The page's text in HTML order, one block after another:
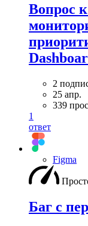
Вопрос
2
25 апр.
339
1
ответ
Figma
Баг с